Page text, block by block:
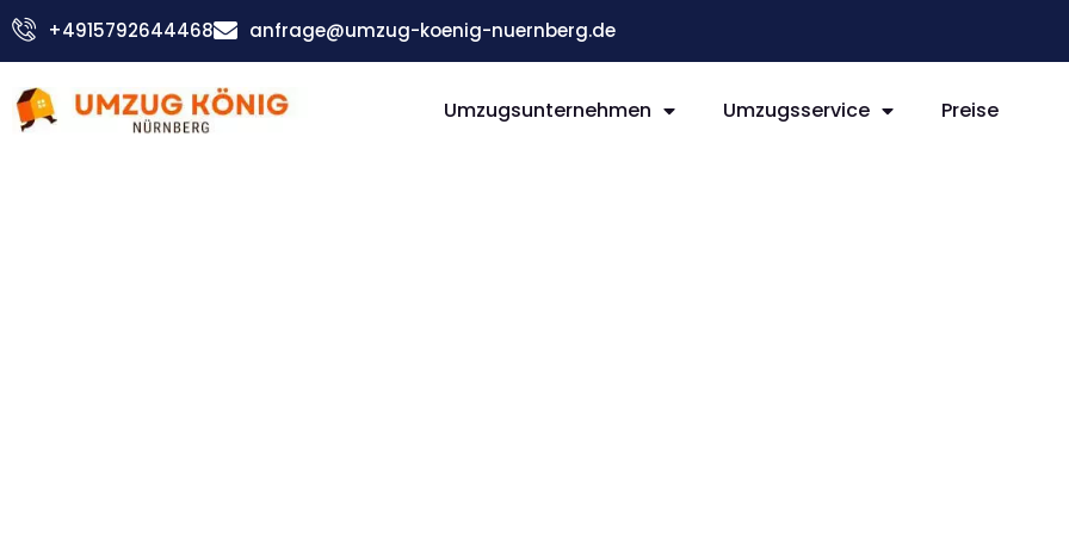
Zum
Inhalt
+4915792644468 anfrage@umzug-koenig-nuernberg.de
Umzugsunternehmen Umzugsservice Preise